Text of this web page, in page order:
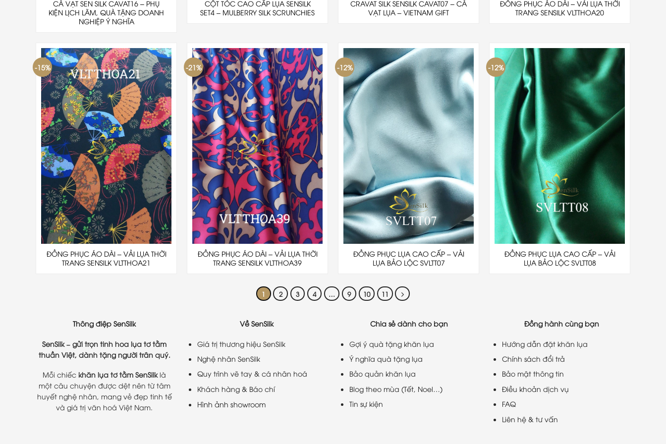
CÀ VẠT SEN SILK CAVAT16 – PHỤ
KIỆN LỊCH LÃM, QUÀ TẶNG DOANH
NGHIỆP Ý NGHĨA
CỘT TÓC CAO CẤP LỤA SENSILK
SET4 – MULBERRY SILK SCRUNCHIES
CRAVAT SILK SENSILK CAVAT07 – CÀ
VẠT LỤA – VIETNAM GIFT
ĐỒNG PHỤC ÁO DÀI – VẢI LỤA THỜI
TRANG SENSILK VLTTHOA20
-15%
ĐỒNG PHỤC ÁO DÀI – VẢI LỤA THỜI
TRANG SENSILK VLTTHOA21
-21%
ĐỒNG PHỤC ÁO DÀI – VẢI LỤA THỜI
TRANG SENSILK VLTTHOA39
-12%
ĐỒNG PHỤC LỤA CAO CẤP – VẢI
LỤA BẢO LỘC SVLTT07
-12%
ĐỒNG PHỤC LỤA CAO CẤP – VẢI
LỤA BẢO LỘC SVLTT08
1 2 3 4 … 9 10 11
Thông điệp SenSilk
SenSilk – gửi trọn tinh hoa lụa tơ tằm
thuần Việt, dành tặng người trân quý.
Mỗi chiếc khăn lụa tơ tằm SenSilklà
một câu chuyện được dệt nên từ tâm
huyết nghệ nhân, mang vẻ đẹp tinh tế
và giá trị văn hoá Việt Nam.
Về SenSilk
Giá trị thương hiệu SenSilk
Nghệ nhân SenSilk
Quy trình vẽ tay & cá nhân hoá
Khách hàng & Báo chí
Hình ảnh showroom
Chia sẻ dành cho bạn
Gợi ý quà tặng khăn lụa
Ý nghĩa quà tặng lụa
Bảo quản khăn lụa
Blog theo mùa (Tết, Noel…)
Tin sự kiện
Đồng hành cùng bạn
Hướng dẫn đặt khăn lụa
Chính sách đổi trả
Bảo mật thông tin
Điều khoản dịch vụ
FAQ
Liên hệ & tư vấn